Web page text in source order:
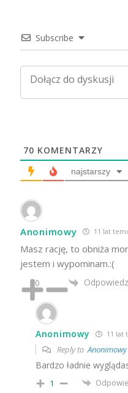
Subscribe
70 KOMENTARZY
najstarszy
Anonimowy 11 lat
Masz rację, to obniża
jestem i wypominam.:(
0 Odpowiedz
Anonimowy 11 lat
Reply toAnonimowy
Bardzo ładnie
1